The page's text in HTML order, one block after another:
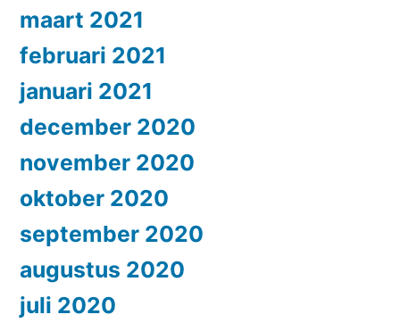
maart 2021
februari 2021
januari 2021
december 2020
november 2020
oktober 2020
september 2020
augustus 2020
juli 2020